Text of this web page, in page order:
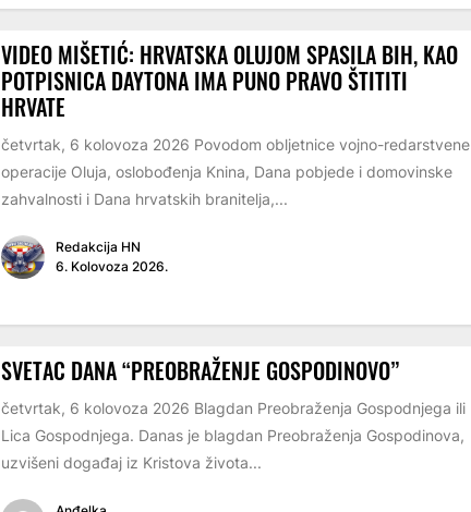
VIDEO MIŠETIĆ: HRVATSKA OLUJOM SPASILA BIH, KAO
POTPISNICA DAYTONA IMA PUNO PRAVO ŠTITITI
HRVATE
četvrtak, 6 kolovoza 2026 Povodom obljetnice vojno-redarstvene
operacije Oluja, oslobođenja Knina, Dana pobjede i domovinske
zahvalnosti i Dana hrvatskih branitelja,...
Redakcija HN
6. Kolovoza 2026.
SVETAC DANA “PREOBRAŽENJE GOSPODINOVO”
četvrtak, 6 kolovoza 2026 Blagdan Preobraženja Gospodnjega ili
Lica Gospodnjega. Danas je blagdan Preobraženja Gospodinova,
uzvišeni događaj iz Kristova života...